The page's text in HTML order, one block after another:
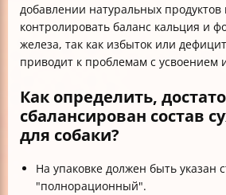
добавлении натуральных продуктов
контролировать баланс кальция и
железа, так как избыток или
приводит к проблемам с усвоением
Как определить,
сбалансирован состав
для собаки?
На упаковке должен быть указан
"полнорационный".